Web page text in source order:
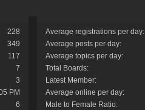
228
349
117
7
3
PM
6
Average registrations per day:
Average posts per day:
Average topics per day:
Total Boards:
Latest Member:
Average online per day:
Male to Female Ratio: